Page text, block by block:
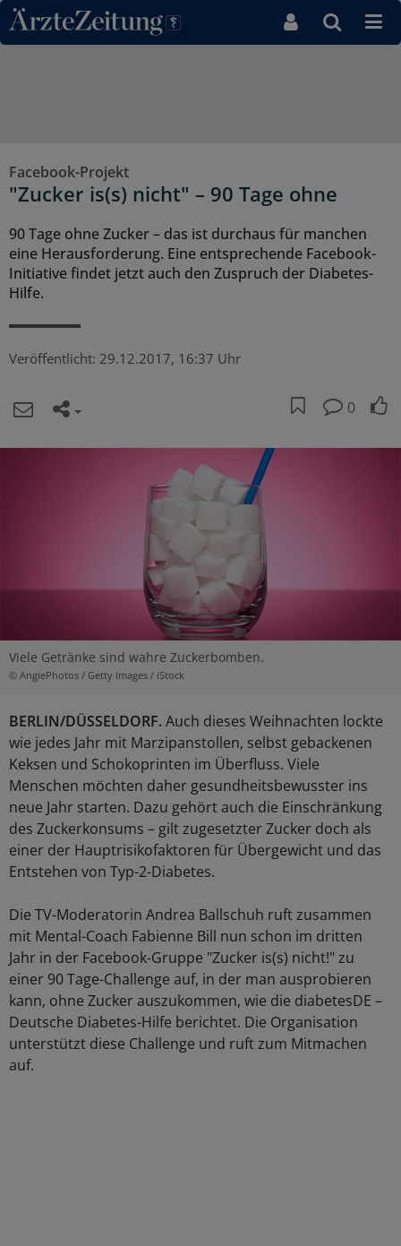
Direkt zum Inhaltsbereich
Facebook-Projekt
"Zucker is(s) nicht" – 90 Tage ohne
90 Tage ohne Zucker – das ist durchaus für manchen
eine Herausforderung. Eine entsprechende Facebook-
Initiative findet jetzt auch den Zuspruch der Diabetes-
Hilfe.
Veröffentlicht: 29.12.2017, 16:37 Uhr
0
Viele Getränke sind wahre Zuckerbomben.
© AngiePhotos / Getty Images / iStock
BERLIN/DÜSSELDORF.Auch dieses Weihnachten lockte
wie jedes Jahr mit Marzipanstollen, selbst gebackenen
Keksen und Schokoprinten im Überfluss. Viele
Menschen möchten daher gesundheitsbewusster ins
neue Jahr starten. Dazu gehört auch die Einschränkung
des Zuckerkonsums – gilt zugesetzter Zucker doch als
einer der Hauptrisikofaktoren für Übergewicht und das
Entstehen von Typ-2-Diabetes.
Die TV-Moderatorin Andrea Ballschuh ruft zusammen
mit Mental-Coach Fabienne Bill nun schon im dritten
Jahr in der Facebook-Gruppe "Zucker is(s) nicht!" zu
einer 90 Tage-Challenge auf, in der man ausprobieren
kann, ohne Zucker auszukommen, wie die diabetesDE –
Deutsche Diabetes-Hilfe berichtet. Die Organisation
unterstützt diese Challenge und ruft zum Mitmachen
auf.